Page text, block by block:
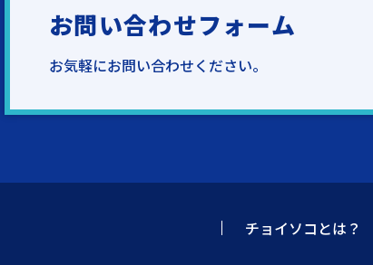
お問い合わせフォーム
お気軽にお問い合わせください。
チョイソコとは？